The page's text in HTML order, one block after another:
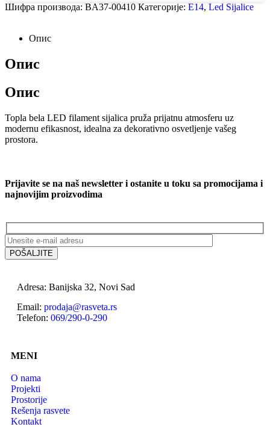
Шифра производа: BA37-00410 Категорије: E14, Led Sijalice
Опис
Опис
Опис
Topla bela LED filament sijalica pruža prijatnu atmosferu uz
modernu efikasnost, idealna za dekorativno osvetljenje vašeg
prostora.
Prijavite se na naš newsletter i ostanite u toku sa promocijama i
najnovijim proizvodima
Adresa: Banijska 32, Novi Sad
Email: prodaja@rasveta.rs
Telefon: 069/290-0-290
MENI
O nama
Projekti
Prostorije
Rešenja rasvete
Kontakt